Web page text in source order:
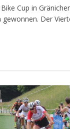
Cup in
gewonnen. Der